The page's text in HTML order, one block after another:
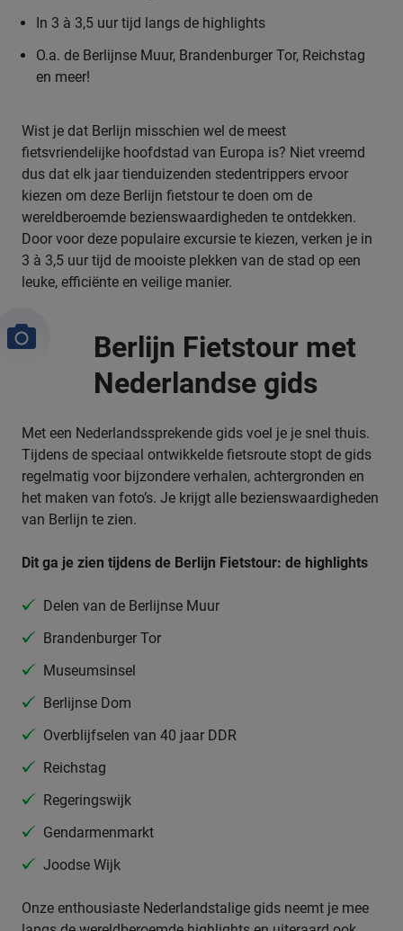
In 3 à 3,5 uur tijd langs de highlights
O.a. de Berlijnse Muur, Brandenburger Tor, Reichstag
en meer!
Wist je dat Berlijn misschien wel de meest
fietsvriendelijke hoofdstad van Europa is? Niet vreemd
dus dat elk jaar tienduizenden stedentrippers ervoor
kiezen om deze Berlijn fietstour te doen om de
wereldberoemde bezienswaardigheden te ontdekken.
Door voor deze populaire excursie te kiezen, verken je in
3 à 3,5 uur tijd de mooiste plekken van de stad op een
leuke, efficiënte en veilige manier.
Berlijn Fietstour met
Nederlandse gids
Met een Nederlandssprekende gids voel je je snel thuis.
Tijdens de speciaal ontwikkelde fietsroute stopt de gids
regelmatig voor bijzondere verhalen, achtergronden en
het maken van foto’s. Je krijgt alle bezienswaardigheden
van Berlijn te zien.
Dit ga je zien tijdens de Berlijn Fietstour: de highlights
Delen van de Berlijnse Muur
Brandenburger Tor
Museumsinsel
Berlijnse Dom
Overblijfselen van 40 jaar DDR
Reichstag
Regeringswijk
Gendarmenmarkt
Joodse Wijk
Onze enthousiaste Nederlandstalige gids neemt je mee